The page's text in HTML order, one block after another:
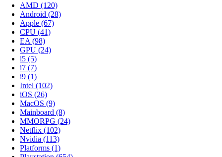
AMD (120)
Android (28)
Apple (67)
CPU (41)
EA (98)
GPU (24)
i5 (5)
i7 (7)
i9 (1)
Intel (102)
iOS (26)
MacOS (9)
Mainboard (8)
MMORPG (24)
Netflix (102)
Nvidia (113)
Platforms (1)